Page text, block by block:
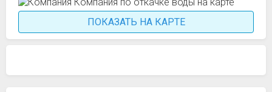
ПОКАЗАТЬ НА КАРТЕ